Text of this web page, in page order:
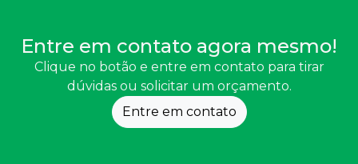
Entre em contato agora mesmo!
Clique no botão e entre em contato para tirar
dúvidas ou solicitar um orçamento.
Entre em contato